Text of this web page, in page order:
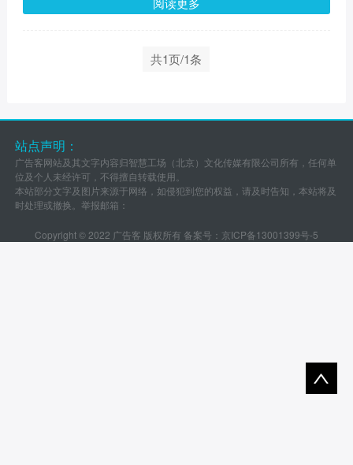
共1页/1条
站点声明：
广告客网站及其文字内容归智慧工场（北京）文化传媒有限公司所有，任何单
位及个人未经许可，不得擅自转载使用。
本站部分文字及图片来源于网络，如侵犯到您的权益，请及时告知，本站将及
时处理或撤换。举报邮箱：
Copyright © 2022 广告客 版权所有 备案号： 京ICP备13001399号-5